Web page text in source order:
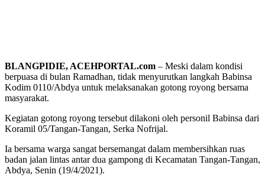
BLANGPIDIE, ACEHPORTAL.com – Meski dalam kondisi
berpuasa di bulan Ramadhan, tidak menyurutkan langkah Babinsa
Kodim 0110/Abdya untuk melaksanakan gotong royong bersama
masyarakat.
Kegiatan gotong royong tersebut dilakoni oleh personil Babinsa dari
Koramil 05/Tangan-Tangan, Serka Nofrijal.
Ia bersama warga sangat bersemangat dalam membersihkan ruas
badan jalan lintas antar dua gampong di Kecamatan Tangan-Tangan,
Abdya, Senin (19/4/2021).